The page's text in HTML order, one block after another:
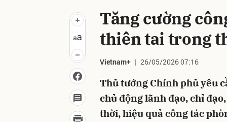
Tăng cường
thiên tai trong
Vietnam+ 26/05/2026 07:16
Thủ tướng Chính phủ yêu
chủ động lãnh đạo, chỉ
thời, hiệu quả công tác